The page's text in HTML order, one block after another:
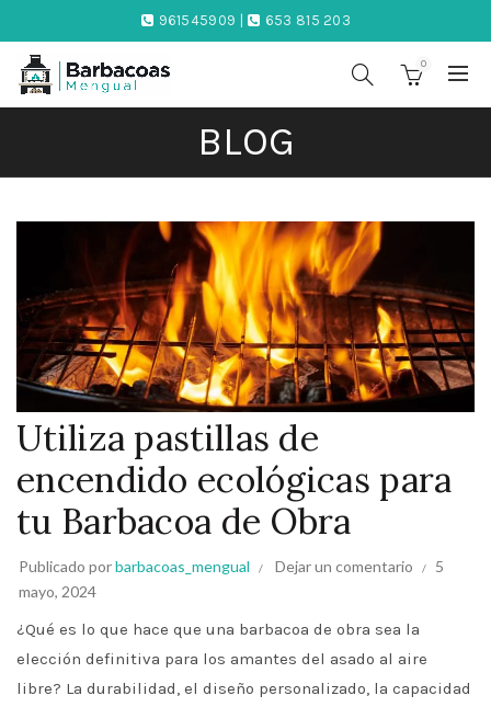
961545909 | 653 815 203
0
BLOG
Utiliza pastillas de
encendido ecológicas para
tu Barbacoa de Obra
Publicado porbarbacoas_mengual Dejar un comentario
5
mayo, 2024
¿Qué es lo que hace que una barbacoa de obra sea la
elección definitiva para los amantes del asado al aire
libre? La durabilidad, el diseño personalizado, la capacidad